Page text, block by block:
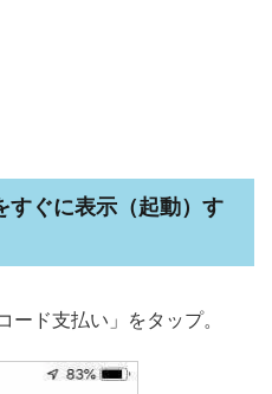
すぐに表示（起動）す
ド支払い」をタップ。